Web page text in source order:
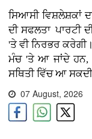
ਸਿਆਸੀ ਵਿਸ਼ਲੇਸ਼ਕਾਂ
ਦੀ ਸਫਲਤਾ ਪਾਰਟੀ
'ਤੇ ਵੀ ਨਿਰਭਰ
ਮੰਚ 'ਤੇ ਆ ਜਾਂਦੇ ਹਨ,
ਸਥਿਤੀ ਵਿੱਚ ਆ
07 August, 2026